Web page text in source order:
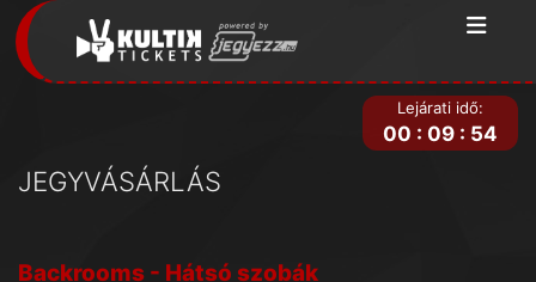
JEGYVÁSÁRLÁS
Lejárati idő:
00 : 09 : 54
Backrooms - Hátsó szobák